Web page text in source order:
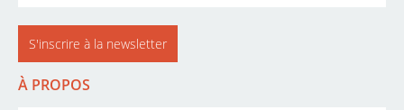
S'inscrire à la newsletter
À PROPOS